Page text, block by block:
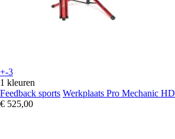
+-3
1 kleuren
Feedback sports Werkplaats Pro Mechanic HD
€ 525,00